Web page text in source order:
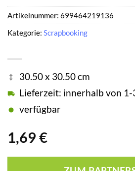
1,69 €
30.50 x 30.50 cm
Lieferzeit: innerhalb von
verfügbar
Artikelnummer: 699464219136
Kategorie: Scrapbooking